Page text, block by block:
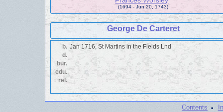
(1694 - Jun 20, 1743)
George De Carteret
b. Jan 1716, St Martins in the Fields Lnd
d.
bur.
edu.
rel.
Contents ·